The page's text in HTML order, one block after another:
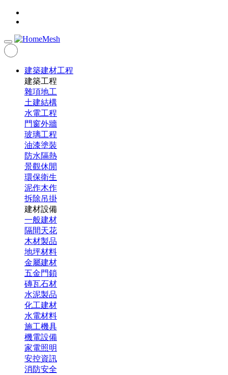
建築建材工程
建築工程
雜項地工
土建結構
水電工程
門窗外牆
玻璃工程
油漆塗裝
防水隔熱
景觀休閒
環保衛生
泥作木作
拆除吊掛
建材設備
一般建材
隔間天花
木材製品
地坪材料
金屬建材
五金門鎖
磚瓦石材
水泥製品
化工建材
水電材料
施工機具
機電設備
家電照明
安控資訊
消防安全